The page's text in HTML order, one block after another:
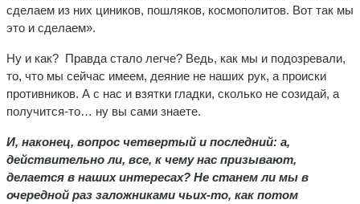
сделаем из них циников, пошляков, космополитов. Вот так мы
это и сделаем».
Ну и как? Правда стало легче? Ведь, как мы и подозревали,
то, что мы сейчас имеем, деяние не наших рук, а происки
противников. А с нас и взятки гладки, сколько не созидай, а
получится-то… ну вы сами знаете.
И, наконец, вопрос четвертый и последний: а,
действительно ли, все, к чему нас призывают,
делается в наших интересах? Не станем ли мы в
очередной раз заложниками чьих-то, как потом